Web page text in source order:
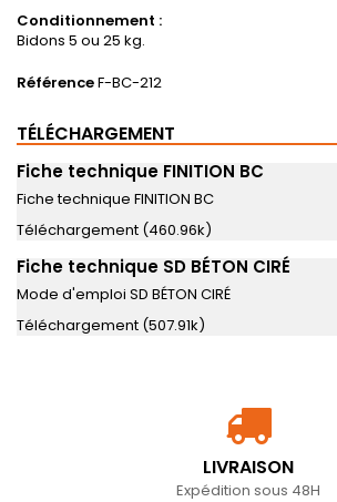
Conditionnement :
Bidons 5 ou 25 kg.
RéférenceF-BC-212
TÉLÉCHARGEMENT
Fiche technique FINITION BC
Fiche technique FINITION BC
Téléchargement (460.96k)
Fiche technique SD BÉTON CIRÉ
Mode d'emploi SD BÉTON CIRÉ
Téléchargement (507.91k)
LIVRAISON
Expédition sous 48H